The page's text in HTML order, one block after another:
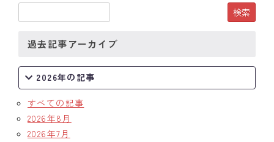
入会のご案内
過去記事アーカイブ
2026年の記事
すべての記事
2026年8月
2026年7月